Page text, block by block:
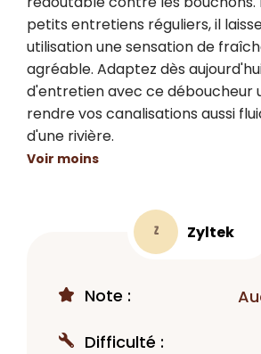
petits entretiens réguliers, il
utilisation une sensation de
agréable. Adaptez dès
d'entretien avec ce déboucheur
rendre vos canalisations aussi
d'une rivière.
Voir moins
Z Zyltek
Note :
Difficulté :